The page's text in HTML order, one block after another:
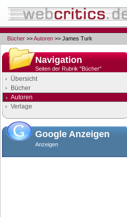
Bücher >>Autoren >> James Turk
Navigation
Seiten der Rubrik "Bücher"
Übersicht
Bücher
Autoren
Verlage
Google Anzeigen
Anzeigen